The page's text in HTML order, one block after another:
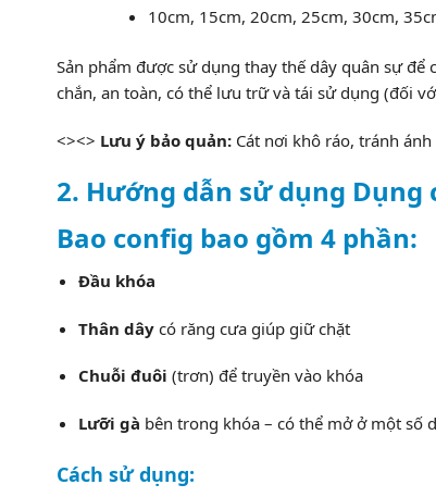
10cm, 15cm, 20cm, 25cm, 30cm,
Sản phẩm được sử dụng thay thế dây quân sự
chắn, an toàn, có thể lưu trữ và tái sử dụng (đối
<><> Lưu ý bảo quản: Cát nơi khô ráo, tránh
2. Hướng dẫn sử dụng
Bao config bao gồm 4 phần:
Đầu khóa
Thân dâycó răng cưa giúp giữ chặt
Chuỗi đuôi (trơn) để truyền vào khóa
Lưỡi gà bên trong khóa – có thể mở ở một số
Cách sử dụng: